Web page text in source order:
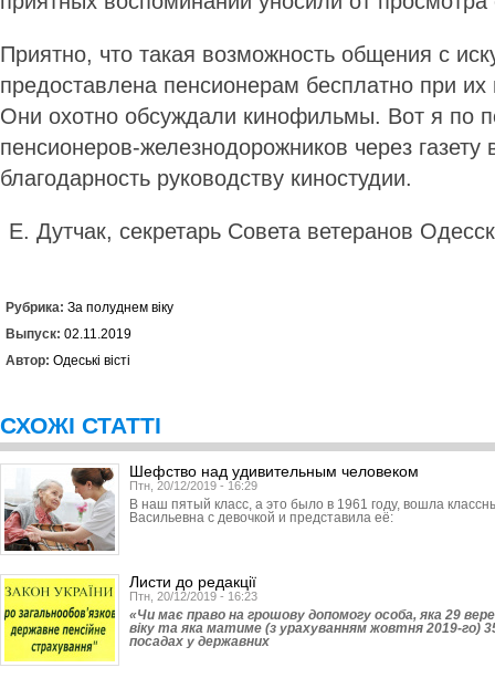
Приятно, что такая возможность общения с
предоставлена пенсионерам бесплатно при
Они охотно обсуждали кинофильмы. Вот я по
пенсионеров-железнодорожников через
благодарность руководству киностудии.
Е. Дутчак, секретарь Совета ветеранов
Рубрика: За полуднем віку
Выпуск: 02.11.2019
Автор: Одеські вісті
СХОЖІ СТАТТІ
Шефство над удивительным человеком
Птн, 20/12/2019 - 16:29
В наш пятый класс, а это было в 1961 году, вошла
Васильевна с девочкой и представила её:
Листи до редакції
Птн, 20/12/2019 - 16:23
«Чи має право на грошову допомогу особа, яка 29
віку та яка матиме (з урахуванням жовтня 2019-го)
посадах у державних